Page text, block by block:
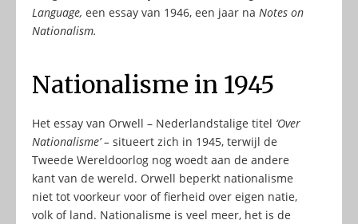
Language, een essay van 1946, een jaar na Notes on
Nationalism.
Nationalisme in 1945
Het essay van Orwell – Nederlandstalige titel ‘Over
Nationalisme’ – situeert zich in 1945, terwijl de
Tweede Wereldoorlog nog woedt aan de andere
kant van de wereld. Orwell beperkt nationalisme
niet tot voorkeur voor of fierheid over eigen natie,
volk of land. Nationalisme is veel meer, het is de